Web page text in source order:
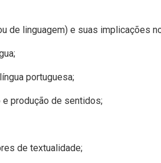
de linguagem) e suas implicações
portuguesa;
produção de sentidos;
de textualidade;